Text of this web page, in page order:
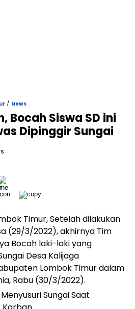
/ News
Bocah Siswa SD ini
Dipinggir Sungai
Timur, Setelah dilakukan
(29/3/2022), akhirnya Tim
Bocah laki-laki yang
Desa Kalijaga
Lombok Timur dalam
Rabu (30/3/2022).